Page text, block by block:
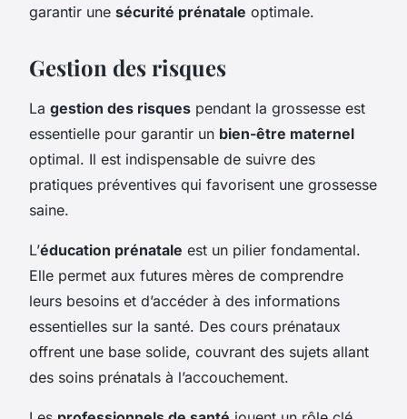
garantir une sécurité prénatale optimale.
Gestion des risques
La gestion des risques pendant la grossesse est
essentielle pour garantir un bien-être maternel
optimal. Il est indispensable de suivre des
pratiques préventives qui favorisent une grossesse
saine.
L’éducation prénatale est un pilier fondamental.
Elle permet aux futures mères de comprendre
leurs besoins et d’accéder à des informations
essentielles sur la santé. Des cours prénataux
offrent une base solide, couvrant des sujets allant
des soins prénatals à l’accouchement.